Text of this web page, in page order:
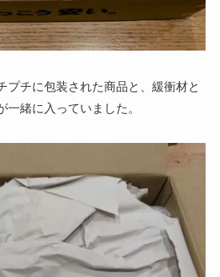
プチに包装された商品と、緩衝材と
一緒に入っていました。